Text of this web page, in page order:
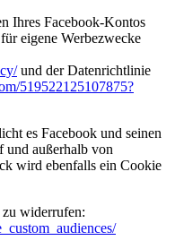
Ihres Facebook-Kontos
eigene Werbezwecke
und der Datenrichtlinie
519522125107875?
es Facebook und seinen
und außerhalb von
wird ebenfalls ein Cookie
widerrufen: